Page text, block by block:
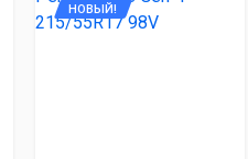
НОВЫЙ!